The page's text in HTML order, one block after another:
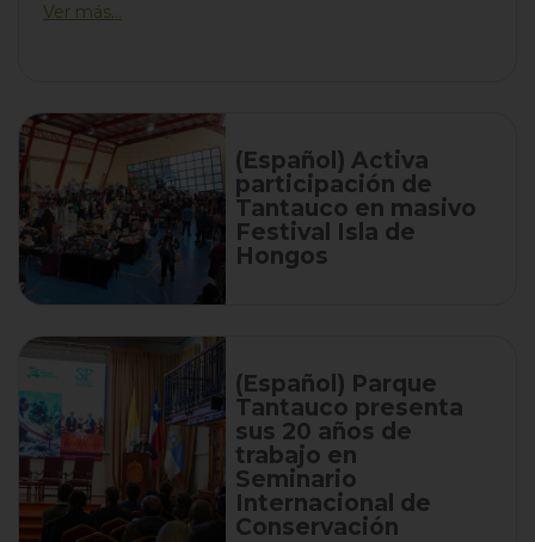
Ver más...
(Español) Activa
participación de
Tantauco en masivo
Festival Isla de
Hongos
(Español) Parque
Tantauco presenta
sus 20 años de
trabajo en
Seminario
Internacional de
Conservación